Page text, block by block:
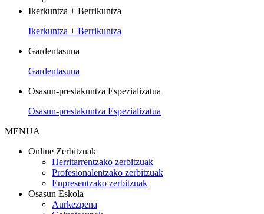
Ikerkuntza + Berrikuntza
Ikerkuntza + Berrikuntza
Gardentasuna
Gardentasuna
Osasun-prestakuntza Espezializatua
Osasun-prestakuntza Espezializatua
MENUA
Online Zerbitzuak
Herritarrentzako zerbitzuak
Profesionalentzako zerbitzuak
Enpresentzako zerbitzuak
Osasun Eskola
Aurkezpena